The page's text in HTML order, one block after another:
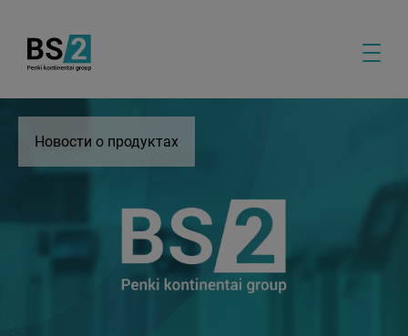
Новости о продуктах